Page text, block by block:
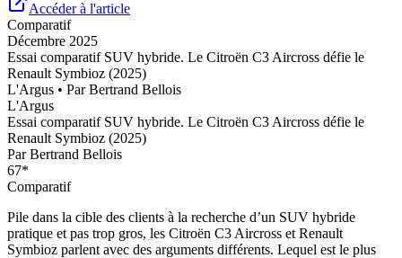
Accéder à l'article
Comparatif
Décembre 2025
Essai comparatif SUV hybride. Le Citroën C3 Aircross défie le
Renault Symbioz (2025)
L'Argus • ParBertrand Bellois
L'Argus
Essai comparatif SUV hybride. Le Citroën C3 Aircross défie le
Renault Symbioz (2025)
ParBertrand Bellois
67*
Comparatif
Pile dans la cible des clients à la recherche d’un SUV hybride
pratique et pas trop gros, les Citroën C3 Aircross et Renault
Symbioz parlent avec des arguments différents. Lequel est le plus